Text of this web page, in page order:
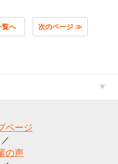
覧へ 次のページ ≫
ページ
の声